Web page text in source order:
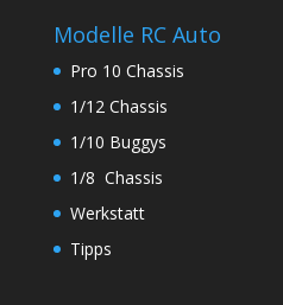
Modelle RC Auto
Pro 10 Chassis
1/12 Chassis
1/10 Buggys
1/8 Chassis
Werkstatt
Tipps